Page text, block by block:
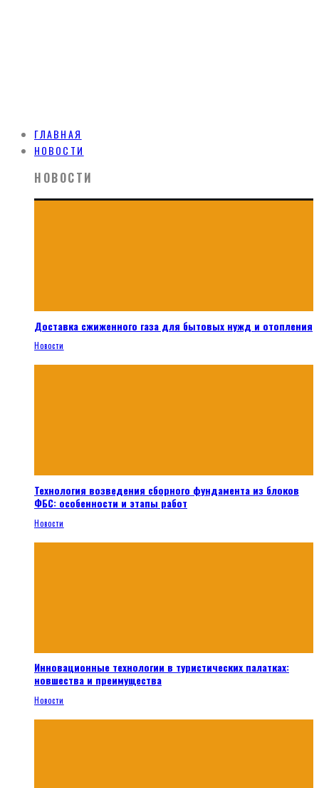
ГЛАВНАЯ
НОВОСТИ
НОВОСТИ
Доставка сжиженного газа для бытовых нужд и отопления
Новости
Технология возведения сборного фундамента из блоков
ФБС: особенности и этапы работ
Новости
Инновационные технологии в туристических палатках:
новшества и преимущества
Новости